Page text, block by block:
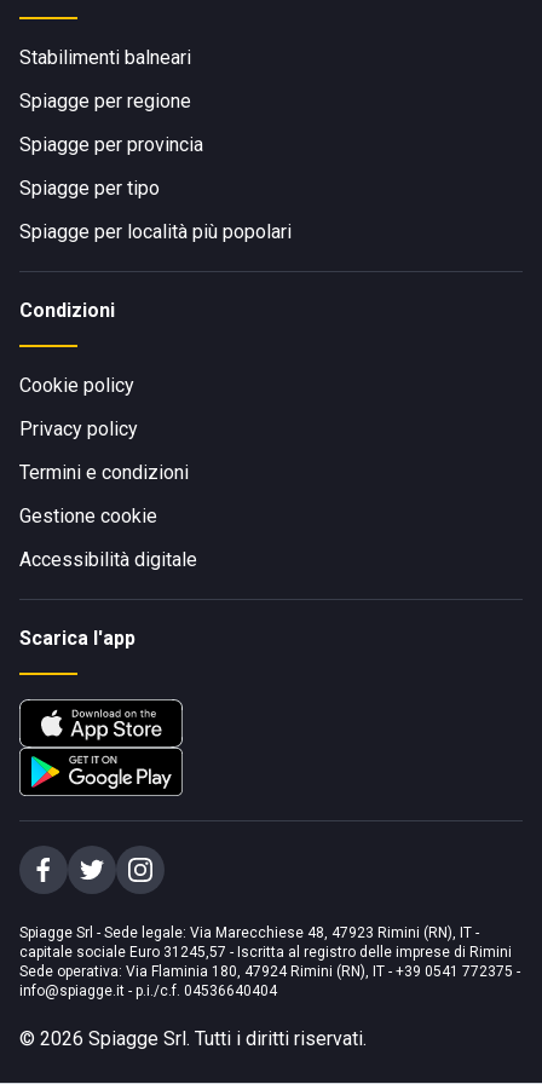
Stabilimenti balneari
Spiagge per regione
Spiagge per provincia
Spiagge per tipo
Spiagge per località più popolari
Condizioni
Cookie policy
Privacy policy
Termini e condizioni
Gestione cookie
Accessibilità digitale
Scarica l'app
Spiagge Srl - Sede legale: Via Marecchiese 48, 47923 Rimini (RN), IT -
capitale sociale Euro 31245,57 - Iscritta al registro delle imprese di Rimini
Sede operativa: Via Flaminia 180, 47924 Rimini (RN), IT - +39 0541 772375 -
info@spiagge.it - p.i./c.f. 04536640404
© 2026 Spiagge Srl. Tutti i diritti riservati.